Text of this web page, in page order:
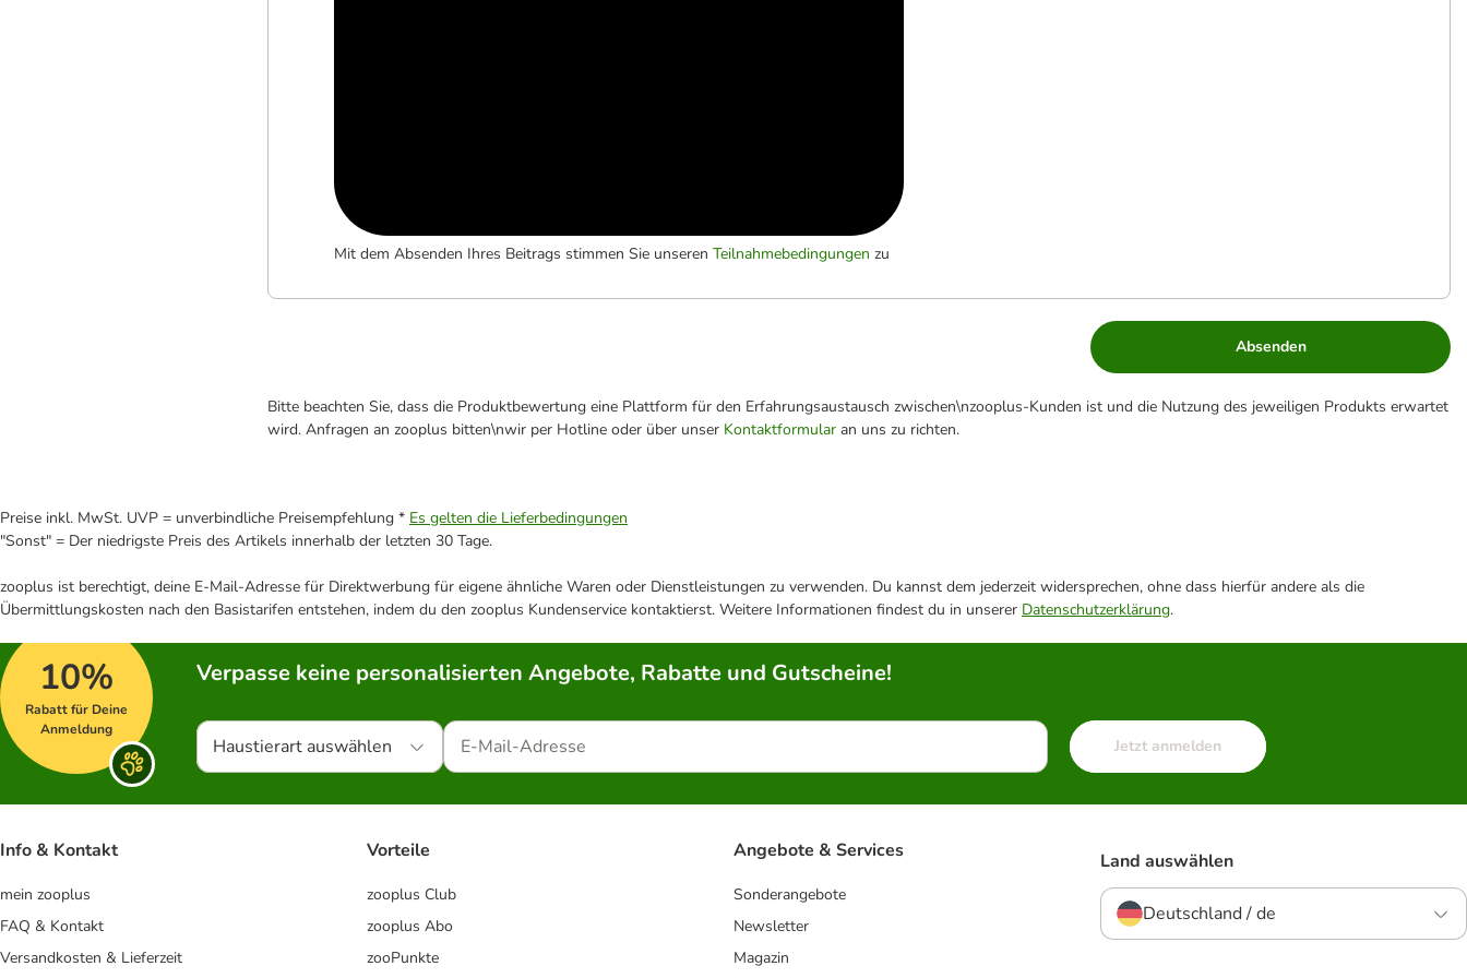
Mit dem Absenden Ihres Beitrags stimmen Sie unseren Teilnahmebedingungen zu
Absenden
Bitte beachten Sie, dass die Produktbewertung eine Plattform für den Erfahrungsaustausch zwischen\nzooplus-Kunden ist und die Nutzung des jeweiligen Produkts erwartet
wird. Anfragen an zooplus bitten\nwir per Hotline oder über unser Kontaktformular an uns zu richten.
Preise inkl. MwSt. UVP = unverbindliche Preisempfehlung * Es gelten die Lieferbedingungen
"Sonst" = Der niedrigste Preis des Artikels innerhalb der letzten 30 Tage.
zooplus ist berechtigt, deine E-Mail-Adresse für Direktwerbung für eigene ähnliche Waren oder Dienstleistungen zu verwenden. Du kannst dem jederzeit widersprechen, ohne dass hierfür andere als die
Übermittlungskosten nach den Basistarifen entstehen, indem du den zooplus Kundenservice kontaktierst. Weitere Informationen findest du in unserer Datenschutzerklärung.
10%
Rabatt für Deine
Anmeldung
Verpasse keine personalisierten Angebote, Rabatte und Gutscheine!
Haustierart auswählen Jetzt anmelden
Info & Kontakt
mein zooplus
FAQ & Kontakt
Versandkosten & Lieferzeit
Vorteile
zooplus Club
zooplus Abo
zooPunkte
Angebote & Services
Sonderangebote
Newsletter
Magazin
Land auswählen
Deutschland / de